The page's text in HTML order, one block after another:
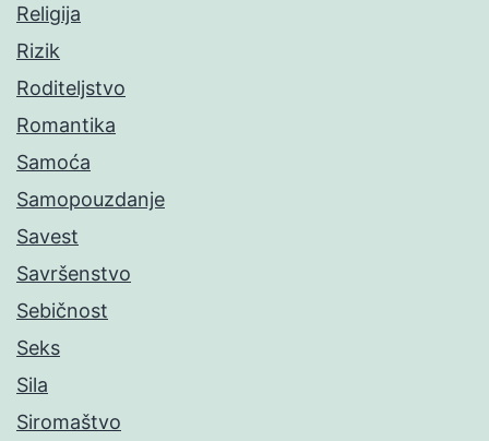
Religija
Rizik
Roditeljstvo
Romantika
Samoća
Samopouzdanje
Savest
Savršenstvo
Sebičnost
Seks
Sila
Siromaštvo